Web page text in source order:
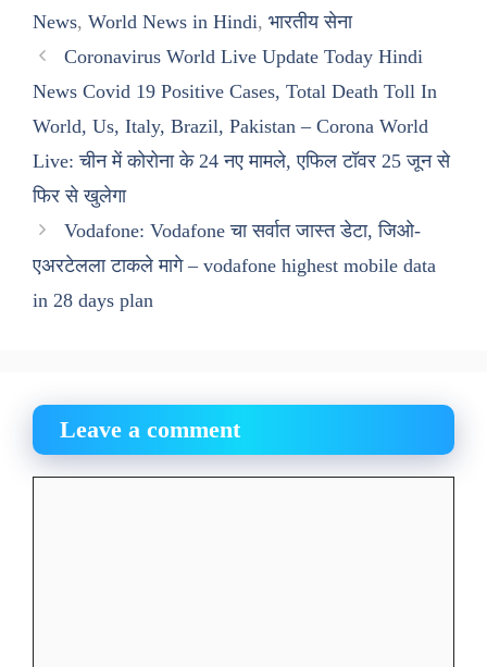
News, World News in Hindi, भारतीय सेना
Coronavirus World Live Update Today Hindi
News Covid 19 Positive Cases, Total Death Toll In
World, Us, Italy, Brazil, Pakistan – Corona World
Live: चीन में कोरोना के 24 नए मामले, एफिल टॉवर 25 जून से
फिर से खुलेगा
Vodafone: Vodafone चा सर्वात जास्त डेटा, जिओ-
एअरटेलला टाकले मागे – vodafone highest mobile data
in 28 days plan
Leave a comment